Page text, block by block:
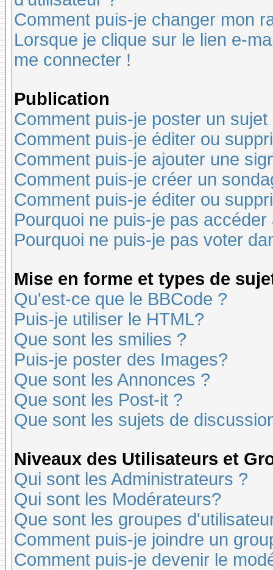
Comment puis-je changer mon
Lorsque je clique sur le lien e-
me connecter !
Publication
Comment puis-je poster un
Comment puis-je éditer ou
Comment puis-je ajouter une
Comment puis-je créer un
Comment puis-je éditer ou
Pourquoi ne puis-je pas accéder
Pourquoi ne puis-je pas voter
Mise en forme et types de
Qu'est-ce que le BBCode ?
Puis-je utiliser le HTML?
Que sont les smilies ?
Puis-je poster des Images?
Que sont les Annonces ?
Que sont les Post-it ?
Que sont les sujets de
Niveaux des Utilisateurs et
Qui sont les Administrateurs ?
Qui sont les Modérateurs?
Que sont les groupes
Comment puis-je joindre un
Comment puis-je devenir le